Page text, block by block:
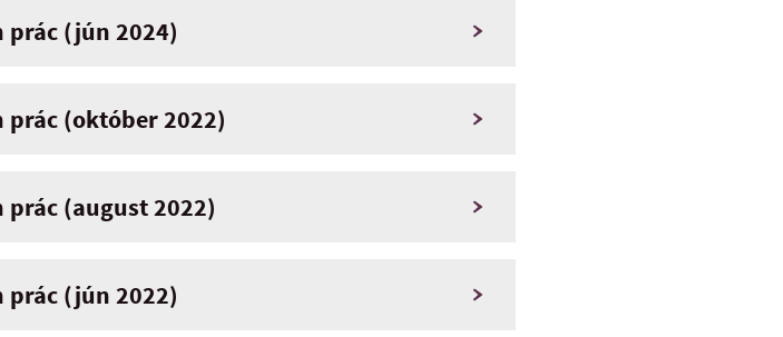
prác (jún 2024)
prác (október 2022)
(august 2022)
prác (jún 2022)